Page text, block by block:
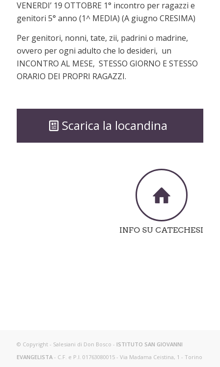
VENERDI’ 19 OTTOBRE 1° incontro per ragazzi e
genitori 5° anno (1^ MEDIA) (A giugno CRESIMA)
Per genitori, nonni, tate, zii, padrini o madrine,
ovvero per ogni adulto che lo desideri, un
INCONTRO AL MESE, STESSO GIORNO E STESSO
ORARIO DEI PROPRI RAGAZZI.
Scarica la locandina
INFO SU CATECHESI
© Copyright - Salesiani di Don Bosco - ISTITUTO SAN GIOVANNI
EVANGELISTA- C.F. e P.I. 01763080015 - Via Madama Ceistina, 1 - Torino